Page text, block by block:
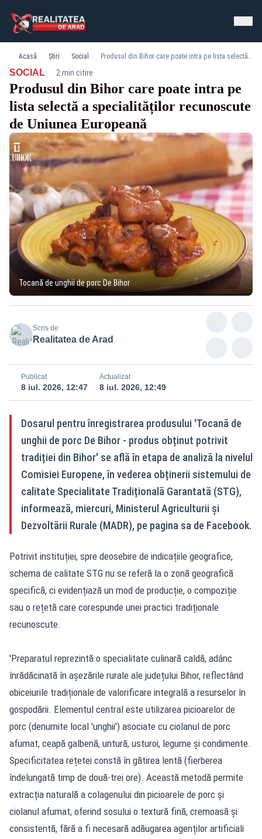
Acasă Știri Social Produsul din Bihor care poate intra pe lista selectă a specialităților recunoscute de Uniunea Europeană
SOCIAL· 2 min citire
Produsul din Bihor care poate intra pe
lista selectă a specialităților recunoscute
de Uniunea Europeană
Tocană de unghii de porc De Bihor
Scris de
Realitatea de Arad
Publicat
8 iul. 2026, 12:47
Actualizat
8 iul. 2026, 12:49
Dosarul pentru înregistrarea produsului 'Tocană de
unghii de porc De Bihor - produs obținut potrivit
tradiției din Bihor' se află în etapa de analiză la nivelul
Comisiei Europene, în vederea obținerii sistemului de
calitate Specialitate Tradițională Garantată (STG),
informează, miercuri, Ministerul Agriculturii și
Dezvoltării Rurale (MADR), pe pagina sa de Facebook.
Potrivit instituției, spre deosebire de indicațiile geografice,
schema de calitate STG nu se referă la o zonă geografică
specifică, ci evidențiază un mod de producție, o compoziție
sau o rețetă care corespunde unei practici tradiționale
recunoscute.
'Preparatul reprezintă o specialitate culinară caldă, adânc
înrădăcinată în așezările rurale ale județului Bihor, reflectând
obiceiurile tradiționale de valorificare integrală a resurselor în
gospodării. Elementul central este utilizarea picioarelor de
porc (denumite local 'unghii') asociate cu ciolanul de porc
afumat, ceapă galbenă, untură, usturoi, legume și condimente.
Specificitatea rețetei constă în gătirea lentă (fierberea
îndelungată timp de două-trei ore). Această metodă permite
extracția naturală a colagenului din picioarele de porc și
ciolanul afumat, oferind sosului o textură fină, cremoasă și
consistentă, fără a fi necesară adăugarea agenților artificiali